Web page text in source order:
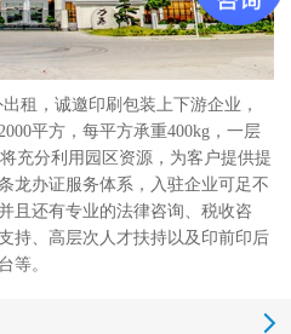
租，诚邀印刷包装上下游企业，
平方，每平方承重400kg，一层
充分利用园区资源，为客户提供提
龙办证服务体系，入驻企业可足不
且还有专业的法律咨询、税收咨
持、高层次人才扶持以及印前印后
等。